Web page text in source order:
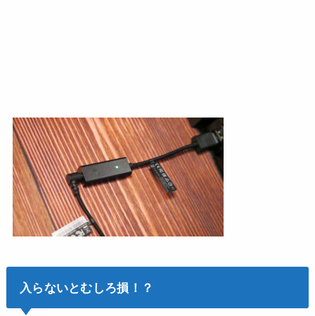
入らないとむしろ損！？